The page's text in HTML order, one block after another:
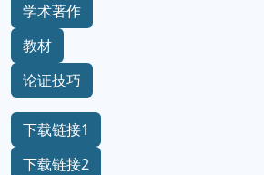
学术著作
教材
论证技巧
下载链接1
下载链接2